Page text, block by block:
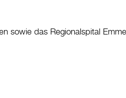
sowie das Regionalspital